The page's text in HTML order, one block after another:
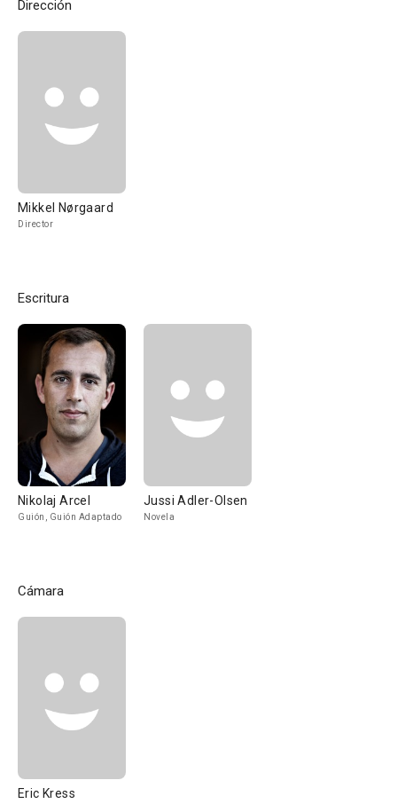
Dirección
Mikkel Nørgaard
Director
Escritura
Nikolaj Arcel
Guión, Guión Adaptado
Jussi Adler-Olsen
Novela
Cámara
Eric Kress